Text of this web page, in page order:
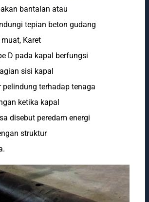
bantalan atau
tepian beton gudang
Karet
D pada kapal berfungsi
sisi kapal
terhadap tenaga
ketika kapal
disebut peredam energi
struktur